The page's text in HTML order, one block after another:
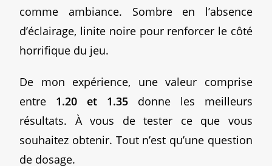
comme ambiance. Sombre en l’absence
d’éclairage, linite noire pour renforcer le côté
horrifique du jeu.
De mon expérience, une valeur comprise
entre 1.20 et 1.35 donne les meilleurs
résultats. À vous de tester ce que vous
souhaitez obtenir. Tout n’est qu’une question
de dosage.